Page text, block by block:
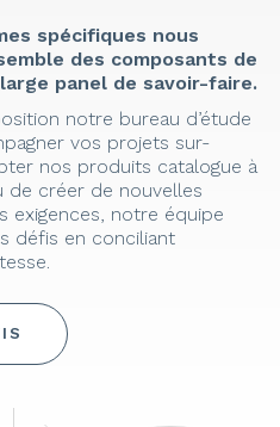
spécifiques nous
des composants de
panel de savoir-faire.
notre bureau d’étude
vos projets sur-
nos produits catalogue à
de créer de nouvelles
exigences, notre équipe
défis en conciliant